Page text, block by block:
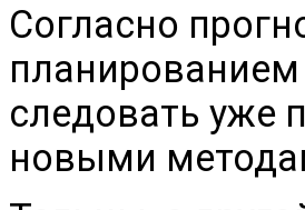
Согласно
следовать уже
новыми